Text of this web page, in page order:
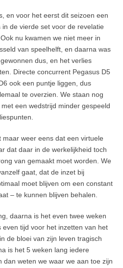
en voor het eerst dit seizoen een
de vierde set voor de revelatie
nu kwamen we niet meer in
van speelhelft, en daarna was
dus, en het verlies
Directe concurrent Pegasus D5
ook een puntje liggen, dus
te overzien. We staan nog
een wedstrijd minder gespeeld
weer eens dat een virtuele
dat daar in de werkelijkheid toch
van gemaakt moet worden. We
gaat, dat de inzet bij
moet blijven om een constant
– te kunnen blijven behalen.
daarna is het even twee weken
even tijd voor het inzetten van het
de bloei van zijn leven tragisch
is het 5 weken lang iedere
dan weten we waar we aan toe zijn